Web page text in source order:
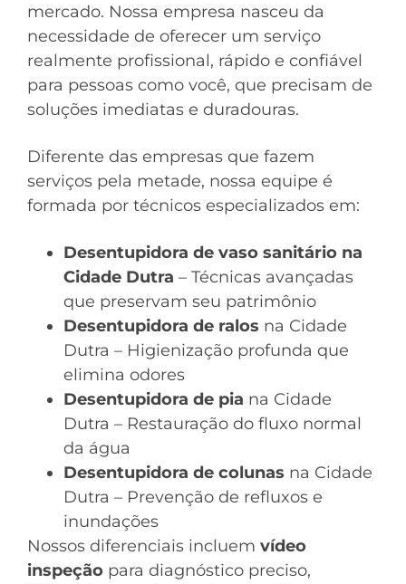
mercado. Nossa empresa nasceu da
necessidade de oferecer um serviço
realmente profissional, rápido e confiável
para pessoas como você, que precisam de
soluções imediatas e duradouras.
Diferente das empresas que fazem
serviços pela metade, nossa equipe é
formada por técnicos especializados em:
Desentupidora de vaso sanitário na
Cidade Dutra – Técnicas avançadas
que preservam seu patrimônio
Desentupidora de ralos na Cidade
Dutra – Higienização profunda que
elimina odores
Desentupidora de pia na Cidade
Dutra – Restauração do fluxo normal
da água
Desentupidora de colunas na Cidade
Dutra – Prevenção de refluxos e
inundações
Nossos diferenciais incluem vídeo
inspeção para diagnóstico preciso,